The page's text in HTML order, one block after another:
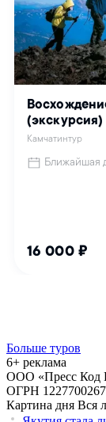
Больше туров
6+ реклама
ООО «Пресс Код
ОГРН
Картина дня Вся